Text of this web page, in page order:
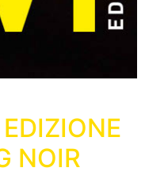
NOIR